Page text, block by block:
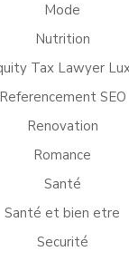
Mode
Nutrition
Tax Lawyer
Referencement SEO
Renovation
Romance
Santé
Santé et bien etre
Securité